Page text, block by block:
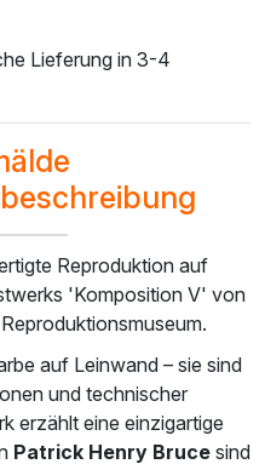
€
195.39
178.74
105.46
Lieferung in 3-4
Reproduktion auf
'Komposition V' von
auf Leinwand – sie sind
und technischer
erzählt eine einzigartige
Patrick Henry Bruce sind